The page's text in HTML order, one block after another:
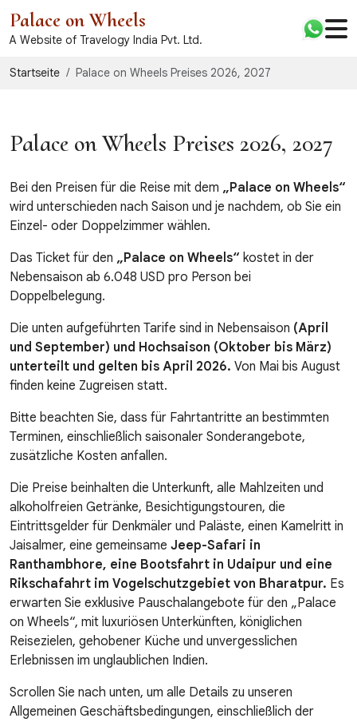
Palace on Wheels
A Website of Travelogy India Pvt. Ltd.
Startseite Palace on Wheels Preises 2026, 2027
Palace on Wheels Preises 2026, 2027
Bei den Preisen für die Reise mit dem „Palace on Wheels“
wird unterschieden nach Saison und je nachdem, ob Sie ein
Einzel- oder Doppelzimmer wählen.
Das Ticket für den „Palace on Wheels“ kostet in der
Nebensaison ab 6.048 USD pro Person bei
Doppelbelegung.
Die unten aufgeführten Tarife sind in Nebensaison (April
und September) und Hochsaison (Oktober bis März)
unterteilt und gelten bis April 2026. Von Mai bis August
finden keine Zugreisen statt.
Bitte beachten Sie, dass für Fahrtantritte an bestimmten
Terminen, einschließlich saisonaler Sonderangebote,
zusätzliche Kosten anfallen.
Die Preise beinhalten die Unterkunft, alle Mahlzeiten und
alkoholfreien Getränke, Besichtigungstouren, die
Eintrittsgelder für Denkmäler und Paläste, einen Kamelritt in
Jaisalmer, eine gemeinsame Jeep-Safari in
Ranthambhore, eine Bootsfahrt in Udaipur und eine
Rikschafahrt im Vogelschutzgebiet von Bharatpur. Es
erwarten Sie exklusive Pauschalangebote für den „Palace
on Wheels“, mit luxuriösen Unterkünften, königlichen
Reisezielen, gehobener Küche und unvergesslichen
Erlebnissen im unglaublichen Indien.
Scrollen Sie nach unten, um alle Details zu unseren
Allgemeinen Geschäftsbedingungen, einschließlich der